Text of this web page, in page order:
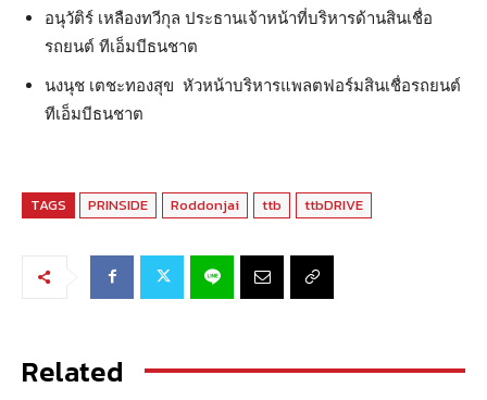
อนุวัติร์ เหลืองทวีกุล ประธานเจ้าหน้าที่บริหารด้านสินเชื่อ
รถยนต์ ทีเอ็มบีธนชาต
นงนุช เตชะทองสุข หัวหน้าบริหารแพลตฟอร์มสินเชื่อรถยนต์
ทีเอ็มบีธนชาต
TAGS PRINSIDE Roddonjai ttb ttbDRIVE
Related